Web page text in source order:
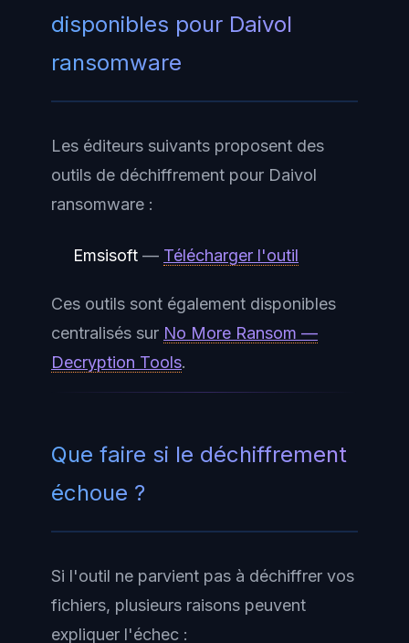
disponibles pour Daivol
ransomware
Les éditeurs suivants proposent des
outils de déchiffrement pour Daivol
ransomware :
Emsisoft — Télécharger l'outil
Ces outils sont également disponibles
centralisés sur No More Ransom —
Decryption Tools.
Que faire si le déchiffrement
échoue ?
Si l'outil ne parvient pas à déchiffrer vos
fichiers, plusieurs raisons peuvent
expliquer l'échec :